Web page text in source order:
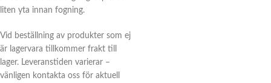
liten yta innan fogning.
Vid beställning av produkter som ej
är lagervara tillkommer frakt till
lager. Leveranstiden varierar –
vänligen kontakta oss för aktuell